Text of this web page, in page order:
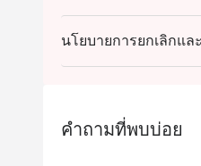
นโยบายการยกเลิกแล
คำถามที่พบบ่อย